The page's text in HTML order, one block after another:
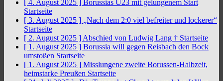
[ 4. August 2025 ] Borussias U23 mit gelungenem Start
Startseite
[ 3. August 2025 ] „Nach dem 2:0 viel befreiter und lockerer“
Startseite
[ 2. August 2025 ] Abschied von Ludwig Lang † Startseite
[ 1. August 2025 ] Borussia will gegen Reisbach den Bock
umstoßen Startseite
[ 1. August 2025 ] Misslungene zweite Borussen-Halbzeit,
heimstarke Preußen Startseite